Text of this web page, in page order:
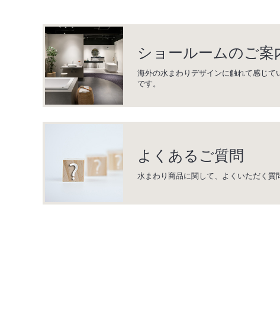
ショールームのご案
海外の水まわりデザインに触れて感じて
です。
よくあるご質問
水まわり商品に関して、よくいただく質